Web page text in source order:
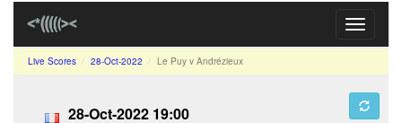
Toggle
Live Scores 28-Oct-2022 Le Puy v Andrézieux
28-Oct-2022 19:00